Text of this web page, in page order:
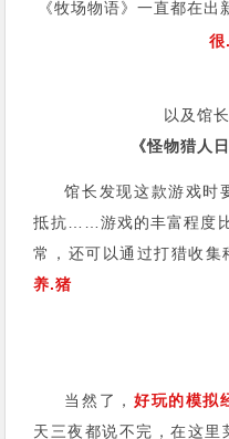
《牧场物语》一直都在出
很
以及馆
《怪物猎人
馆长发现这款游戏时
抵抗……游戏的丰富程度
常，还可以通过打猎收
养.猪
当然了， 好玩的模拟
天三夜都说不完，在这里